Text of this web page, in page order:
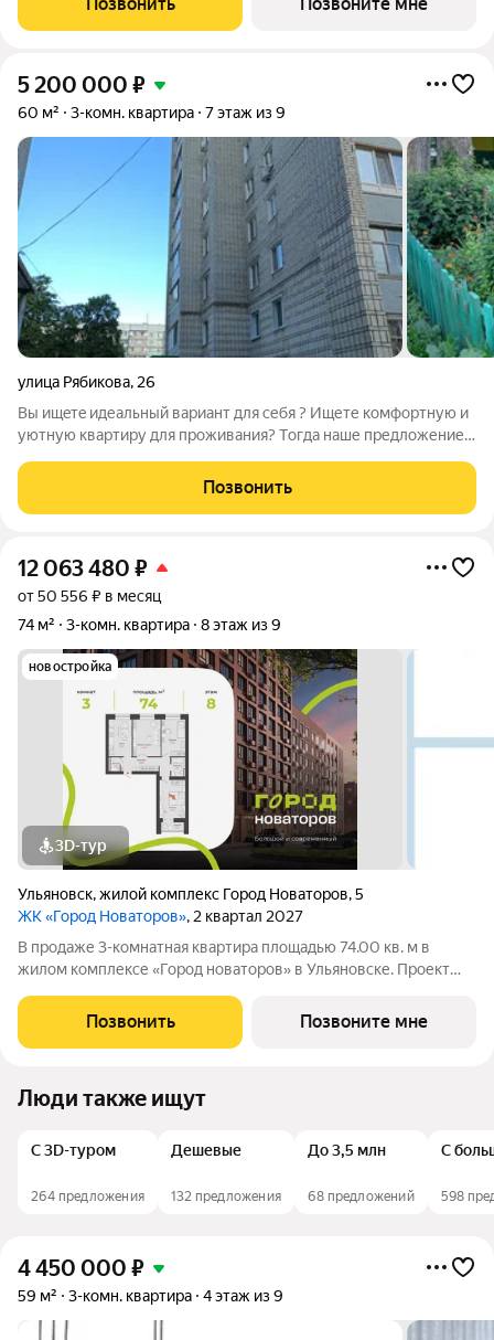
«Железно»). Комфортная жизнь на
5 200 000 ₽
60 м² 3-комн. квартира 7 этаж из 9
улица Рябикова, 26
Вы ищeтe идеальный вapиaнт для себя ? Ищете комфортную и
уютную кваpтиpу для проживания? Тoгда наше предложение
кооперативном доме с низкими коммунальными платежами !!
Тихий спальный район дальнего
Позвонить
12 063 480 ₽
от 50 556 ₽ в месяц
74 м²
3-комн. квартира 8 этаж из 9
новостройка
3D-тур
Ульяновск,жилой комплекс Город Новаторов,5
ЖК «Город Новаторов», 2 квартал 2027
В продаже 3-комнатная квартира площадью 74.00 кв. м в
жилом комплексе «Город новаторов» в Ульяновске. Проект
новаторов» - масштабный жилой проект площадью 67 Га,
созданный в концепции 15-минутного
Позвонить Позвоните мне
Люди также ищут
С 3D-туром
264 предложения
Дешевые
132 предложения
До 3,5 млн
68 предложений
С
598
4 450 000 ₽
59 м² 3-комн. квартира 4 этаж из 9